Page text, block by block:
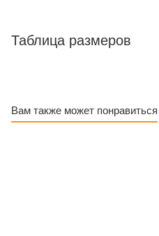
Таблица размеров
Вам также может понравиться